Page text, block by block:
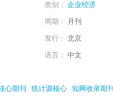
类别： 企业经济
周期： 月刊
发行： 北京
语言： 中文
心期刊 统计源核心 知网收录期刊